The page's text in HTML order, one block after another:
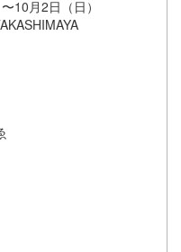
10月2日（日）